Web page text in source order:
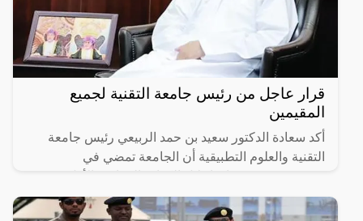
قرار عاجل من رئيس جامعة التقنية لجميع
المقيمين
أكد سعادة الدكتور سعيد بن حمد الربيعي رئيس جامعة
التقنية والعلوم التطبيقية أن الجامعة تمضي في
بإحلال